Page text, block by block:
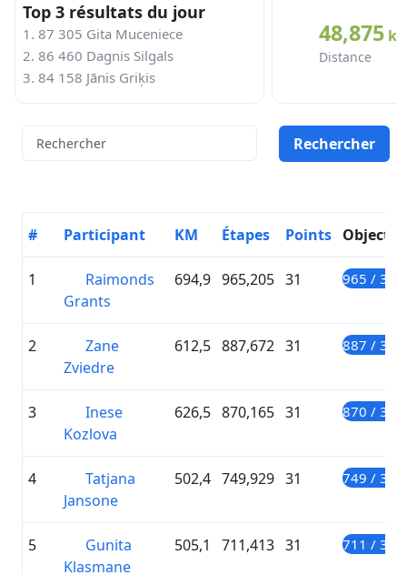
Top 3 résultats du jour
1. 87 305 Gita Muceniece
2. 86 460 Dagnis Silgals
3. 84 158 Jānis Griķis
48,875
Distance
# Participant KM Étapes Points Objectif
1
Raimonds
Grants
694,9 965,205 31 965 /
2
Zane
Zviedre
612,5 887,672 31 887 /
3
Inese
Kozlova
626,5 870,165 31 870 /
4
Tatjana
Jansone
502,4 749,929 31 749 /
5
Gunita
Klasmane
505,1 711,413 31 711 /